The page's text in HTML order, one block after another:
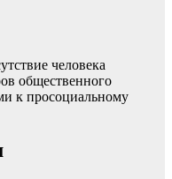
человека
общественного
к просоциальному